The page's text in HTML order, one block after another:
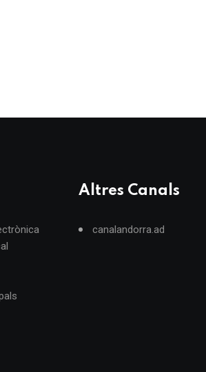
Altres Canals
canalandorra.ad